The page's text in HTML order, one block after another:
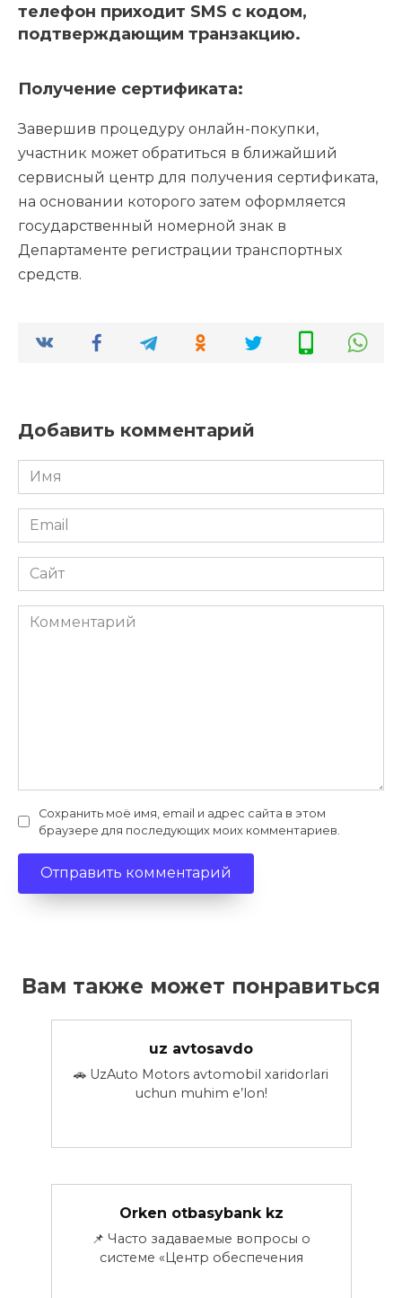
телефон приходит SMS с кодом,
подтверждающим транзакцию.
Получение сертификата:
Завершив процедуру онлайн-покупки,
участник может обратиться в ближайший
сервисный центр для получения сертификата,
на основании которого затем оформляется
государственный номерной знак в
Департаменте регистрации транспортных
средств.
Добавить комментарий
Имя
*
Email
*
Сайт
Комментарий
Сохранить моё имя, email и адрес сайта в этом
браузере для последующих моих комментариев.
Вам также может понравиться
uz avtosavdo
🚗 UzAuto Motors avtomobil xaridorlari
uchun muhim e’lon!
Orken otbasybank kz
📌 Часто задаваемые вопросы о
системе «Центр обеспечения